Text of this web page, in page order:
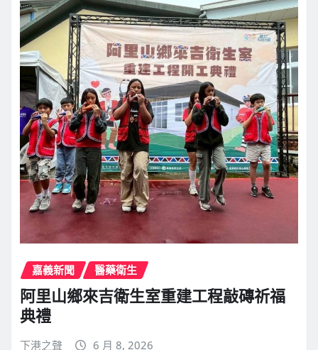
嘉義新聞 醫藥衛生
阿里山鄉來吉衛生室重建工程敲磚祈福
典禮
下港之聲 6 月 8, 2026